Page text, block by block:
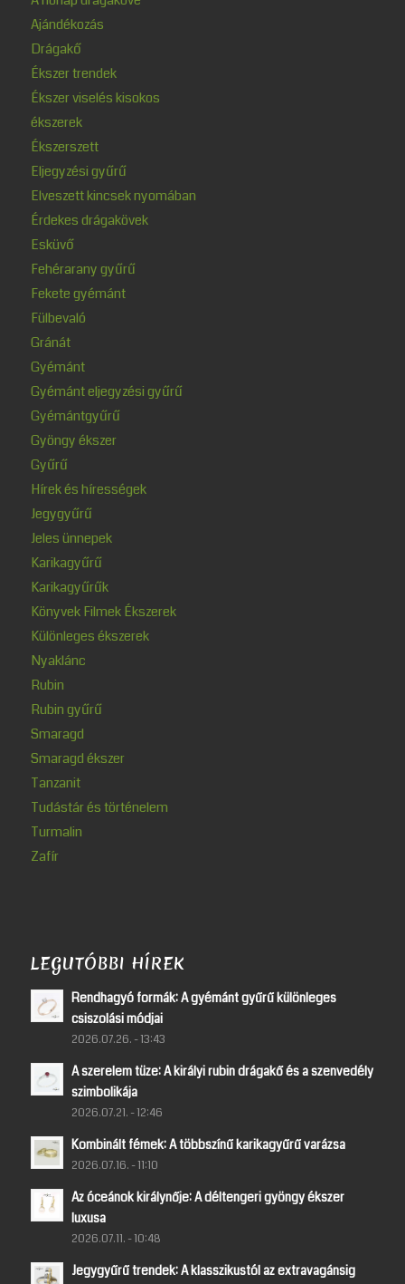
Ajándékozás
Drágakő
Ékszer trendek
Ékszer viselés kisokos
ékszerek
Ékszerszett
Eljegyzési gyűrű
Elveszett kincsek nyomában
Érdekes drágakövek
Esküvő
Fehérarany gyűrű
Fekete gyémánt
Fülbevaló
Gránát
Gyémánt
Gyémánt eljegyzési gyűrű
Gyémántgyűrű
Gyöngy ékszer
Gyűrű
Hírek és hírességek
Jegygyűrű
Jeles ünnepek
Karikagyűrű
Karikagyűrűk
Könyvek Filmek Ékszerek
Különleges ékszerek
Nyaklánc
Rubin
Rubin gyűrű
Smaragd
Smaragd ékszer
Tanzanit
Tudástár és történelem
Turmalin
Zafír
LEGUTÓBBI HÍREK
Rendhagyó formák: A gyémánt gyűrű különleges
csiszolási módjai
2026.07.26. - 13:43
A szerelem tüze: A királyi rubin drágakő és a szenvedély
szimbolikája
2026.07.21. - 12:46
Kombinált fémek: A többszínű karikagyűrű varázsa
2026.07.16. - 11:10
Az óceánok királynője: A déltengeri gyöngy ékszer
luxusa
2026.07.11. - 10:48
Jegygyűrű trendek: A klasszikustól az extravagánsig